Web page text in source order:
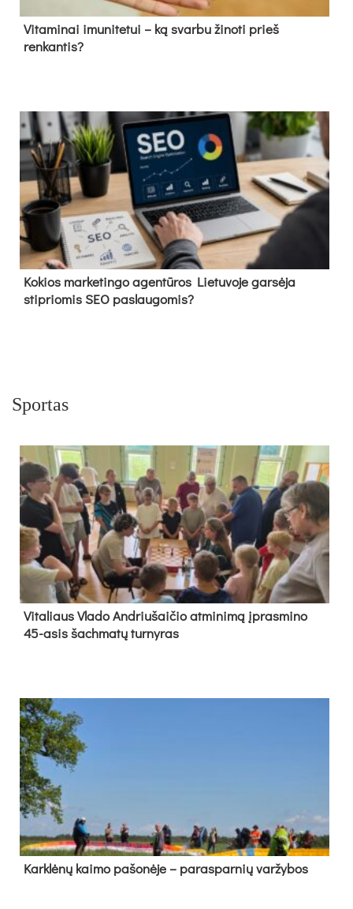
Vitaminai imunitetui – ką svarbu žinoti prieš
renkantis?
Kokios marketingo agentūros Lietuvoje garsėja
stipriomis SEO paslaugomis?
Sportas
Vi­ta­liaus Vla­do And­riu­šai­čio at­mi­ni­mą įpras­mi­no
45-asis šach­ma­tų tur­ny­ras
Kark­lė­nų kai­mo pa­šo­nė­je – pa­ras­par­nių var­žy­bos